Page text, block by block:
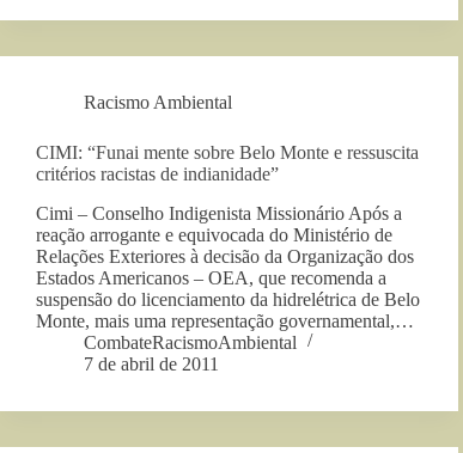
Racismo Ambiental
CIMI: “Funai mente sobre Belo Monte e ressuscita
critérios racistas de indianidade”
Cimi – Conselho Indigenista Missionário Após a
reação arrogante e equivocada do Ministério de
Relações Exteriores à decisão da Organização dos
Estados Americanos – OEA, que recomenda a
suspensão do licenciamento da hidrelétrica de Belo
Monte, mais uma representação governamental,…
CombateRacismoAmbiental
7 de abril de 2011